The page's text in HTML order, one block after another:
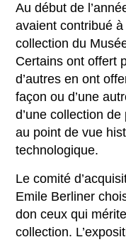
Au début de
avaient contribué
collection du
Certains ont offert
d’autres en ont
façon ou d’une
d’une collection
au point de vue
technologique.
Le comité
Emile Berliner
don ceux qui
collection.